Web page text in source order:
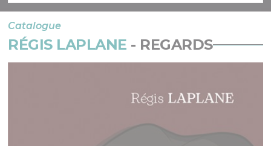
Catalogue
RÉGIS LAPLANE - REGARDS